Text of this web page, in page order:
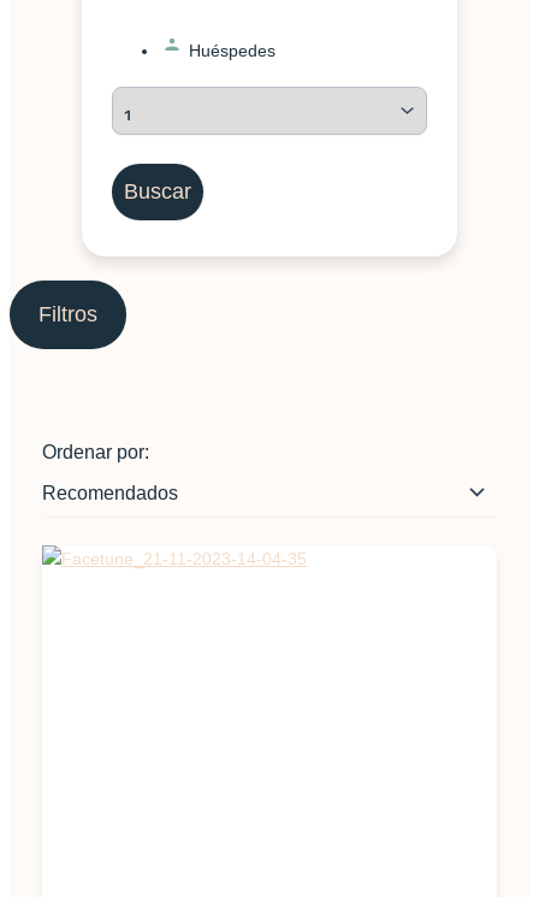
Huéspedes
Buscar
Filtros
Ordenar por: